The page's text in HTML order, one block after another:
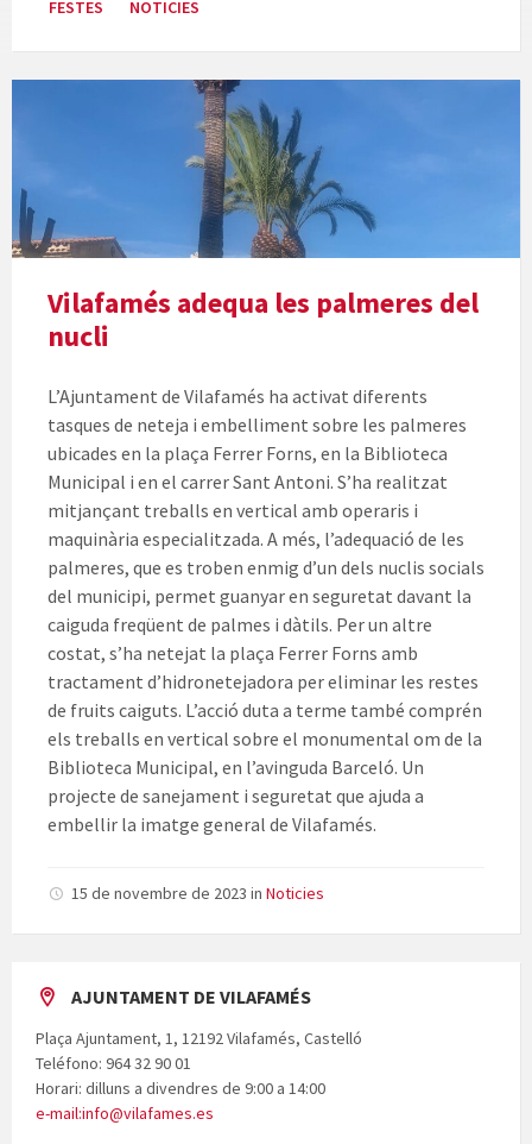
FESTES
NOTICIES
Vilafamés adequa les palmeres del
nucli
L’Ajuntament de Vilafamés ha activat diferents
tasques de neteja i embelliment sobre les palmeres
ubicades en la plaça Ferrer Forns, en la Biblioteca
Municipal i en el carrer Sant Antoni. S’ha realitzat
mitjançant treballs en vertical amb operaris i
maquinària especialitzada. A més, l’adequació de les
palmeres, que es troben enmig d’un dels nuclis socials
del municipi, permet guanyar en seguretat davant la
caiguda freqüent de palmes i dàtils. Per un altre
costat, s’ha netejat la plaça Ferrer Forns amb
tractament d’hidronetejadora per eliminar les restes
de fruits caiguts. L’acció duta a terme també comprén
els treballs en vertical sobre el monumental om de la
Biblioteca Municipal, en l’avinguda Barceló. Un
projecte de sanejament i seguretat que ajuda a
embellir la imatge general de Vilafamés.
15 de novembre de 2023 in Noticies
AJUNTAMENT DE VILAFAMÉS
Plaça Ajuntament, 1, 12192 Vilafamés, Castelló
Teléfono: 964 32 90 01
Horari: dilluns a divendres de 9:00 a 14:00
e-mail:info@vilafames.es